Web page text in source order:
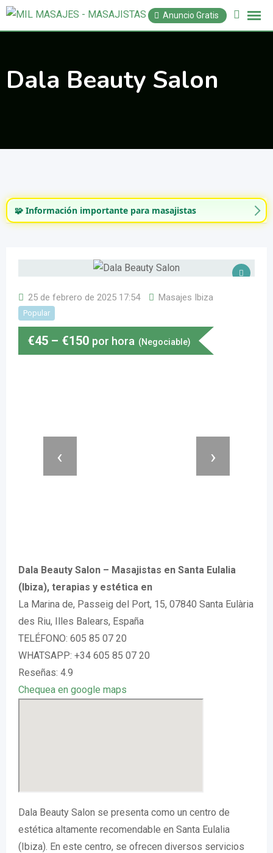
Saltar
Anuncio Gratis
Dala Beauty Salon
🧩 Información importante para masajistas
25 de febrero de 2025 17:54 Masajes Ibiza
Popular
€45 – €150 por hora (Negociable)
‹ ›
Dala Beauty Salon – Masajistas en Santa Eulalia
(Ibiza), terapias y estética en
La Marina de, Passeig del Port, 15, 07840 Santa Eulària
des Riu, Illes Balears, España
TELÉFONO: 605 85 07 20
WHATSAPP: +34 605 85 07 20
Reseñas: 4.9
Chequea en google maps
Dala Beauty Salon se presenta como un centro de
estética altamente recomendable en Santa Eulalia
(Ibiza). En este centro, se ofrecen diversos servicios